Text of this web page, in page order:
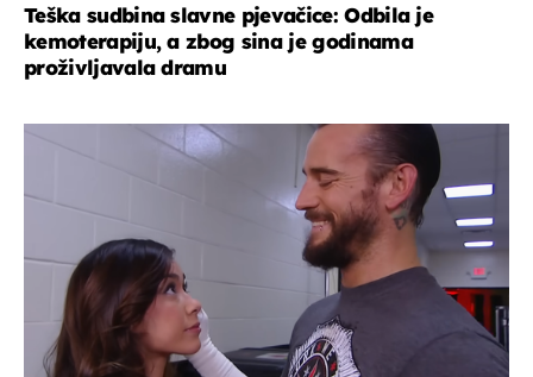
Teška sudbina slavne pjevačice: Odbila je
kemoterapiju, a zbog sina je godinama
proživljavala dramu